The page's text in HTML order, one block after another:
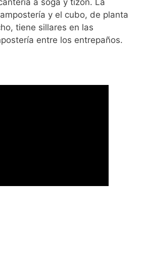
a soga y tizón. La
y el cubo, de planta
tiene sillares en las
entre los entrepaños.